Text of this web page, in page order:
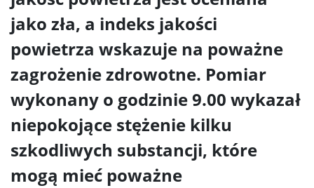
jako zła, a indeks jakości
powietrza wskazuje na poważne
zagrożenie zdrowotne. Pomiar
wykonany o godzinie 9.00 wykazał
niepokojące stężenie kilku
szkodliwych substancji, które
mogą mieć poważne